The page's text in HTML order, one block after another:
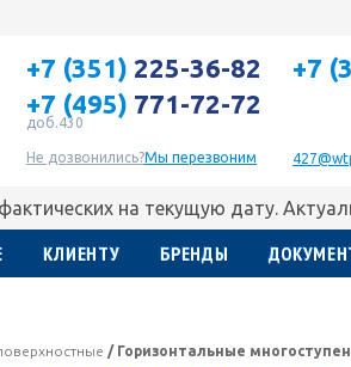
+7 (351) 225-36-82 +7
+7 (495) 771-72-72
доб.430
Не дозвонились?Мы перезвоним
на текущую дату.
КЛИЕНТУ БРЕНДЫ
/ Горизонтальные